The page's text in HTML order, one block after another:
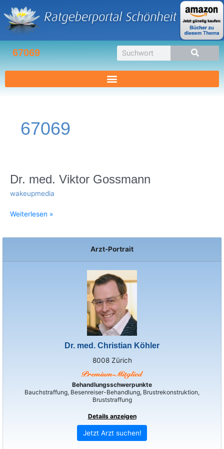
Inhalt
springen
67069 Suche
Arzt-Portrait
Dr. med. Christian Köhler
8008 Zürich
Behandlungsschwerpunkte
Bauchstraffung, Besenreiser-Behandlung, Brustrekonstruktion,
Bruststraffung
Details anzeigen
Jetzt Arzt suchen!
67069
Dr. med. Viktor Gossmann
wakeupmedia
Dr.
Viktor
Weiterlesen »